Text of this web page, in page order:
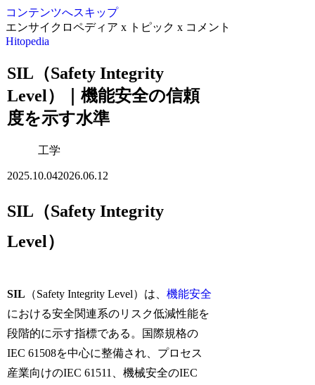
コンテンツへスキップ
エンサイクロペディア x トピック x コメント
Hitopedia
SIL（Safety Integrity
Level）｜機能安全の信頼
度を示す水準
工学
2025.10.042026.06.12
SIL（Safety Integrity
Level）
SIL （Safety Integrity Level）は、機能安全
における安全関連系のリスク低減性能を
段階的に示す指標である。国際規格の
IEC 61508を中心に整備され、プロセス
産業向けのIEC 61511、機械安全のIEC